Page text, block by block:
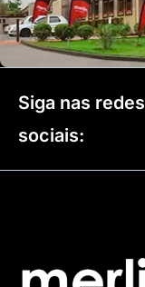
Siga nas redes
sociais: